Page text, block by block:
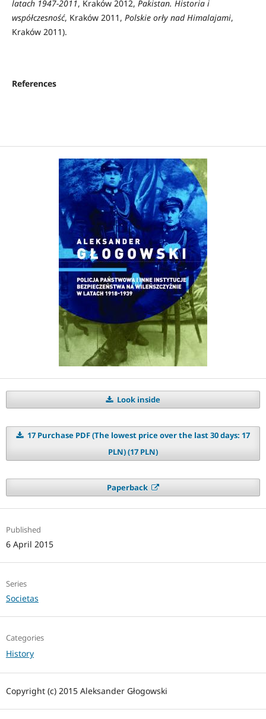
latach 1947-2011, Kraków 2012, Pakistan. Historia i
współczesność, Kraków 2011, Polskie orły nad Himalajami,
Kraków 2011).
References
Look inside
17 Purchase PDF (The lowest price over the last 30 days: 17
PLN) (17 PLN)
Paperback
Published
6 April 2015
Series
Societas
Categories
History
Copyright (c) 2015 Aleksander Głogowski